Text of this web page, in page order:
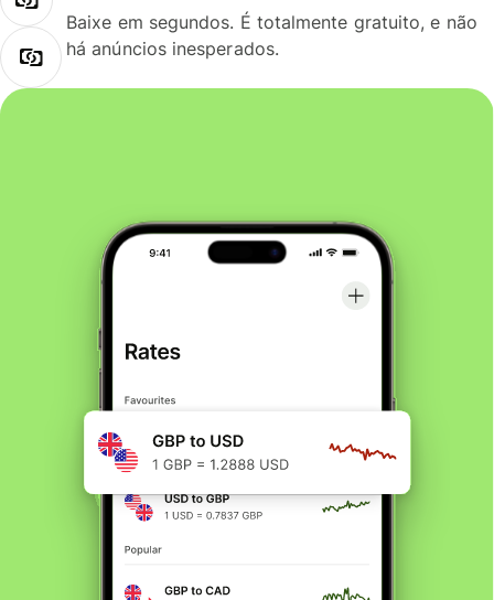
Baixe em segundos. É totalmente gratuito, e não
há anúncios inesperados.